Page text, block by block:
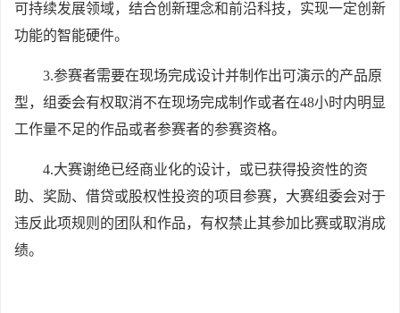
可持续发展领域，结合创新理念和前沿科技，实现一定创新
功能的智能硬件。
3.参赛者需要在现场完成设计并制作出可演示的产品原
型，组委会有权取消不在现场完成制作或者在48小时内明显
工作量不足的作品或者参赛者的参赛资格。
4.大赛谢绝已经商业化的设计，或已获得投资性的资
助、奖励、借贷或股权性投资的项目参赛，大赛组委会对于
违反此项规则的团队和作品，有权禁止其参加比赛或取消成
绩。